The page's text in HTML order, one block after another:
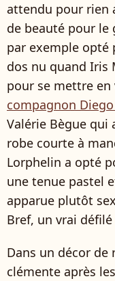
attendu pour rien
de beauté pour le
par exemple opté
dos nu quand Iris
pour se mettre en
compagnon
Valérie Bègue qui
robe courte à
Lorphelin a opté
une tenue pastel
apparue plutôt
Bref, un vrai
Dans un décor de
clémente après